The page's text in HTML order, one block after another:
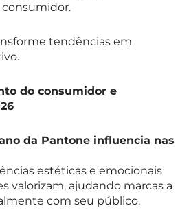
tendências em
do consumidor e
da Pantone influencia nas
estéticas e emocionais
valorizam, ajudando marcas a
com seu público.